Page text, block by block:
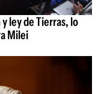
ley de Tierras, lo
Milei